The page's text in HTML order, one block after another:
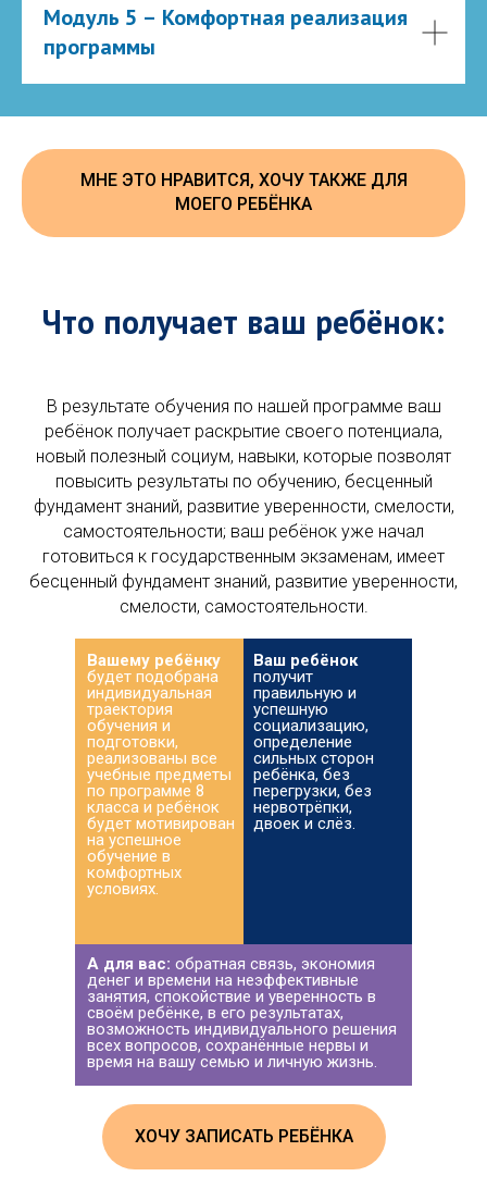
Модуль 5 – Комфортная реализация
программы
МНЕ ЭТО НРАВИТСЯ, ХОЧУ ТАКЖЕ ДЛЯ
МОЕГО РЕБЁНКА
Что получает ваш ребёнок:
В результате обучения по нашей программе ваш
ребёнок получает раскрытие своего потенциала,
новый полезный социум, навыки, которые позволят
повысить результаты по обучению, бесценный
фундамент знаний, развитие уверенности, смелости,
самостоятельности; ваш ребёнок уже начал
готовиться к государственным экзаменам, имеет
бесценный фундамент знаний, развитие уверенности,
смелости, самостоятельности.
Вашему ребёнку
будет подобрана
индивидуальная
траектория
обучения и
подготовки,
реализованы все
учебные предметы
по программе 8
класса и ребёнок
будет мотивирован
на успешное
обучение в
комфортных
условиях.
Ваш ребёнок
получит
правильную и
успешную
социализацию,
определение
сильных сторон
ребёнка, без
перегрузки, без
нервотрёпки,
двоек и слёз.
А для вас: обратная связь, экономия
денег и времени на неэффективные
занятия, спокойствие и уверенность в
своём ребёнке, в его результатах,
возможность индивидуального решения
всех вопросов, сохранённые нервы и
время на вашу семью и личную жизнь.
ХОЧУ ЗАПИСАТЬ РЕБЁНКА